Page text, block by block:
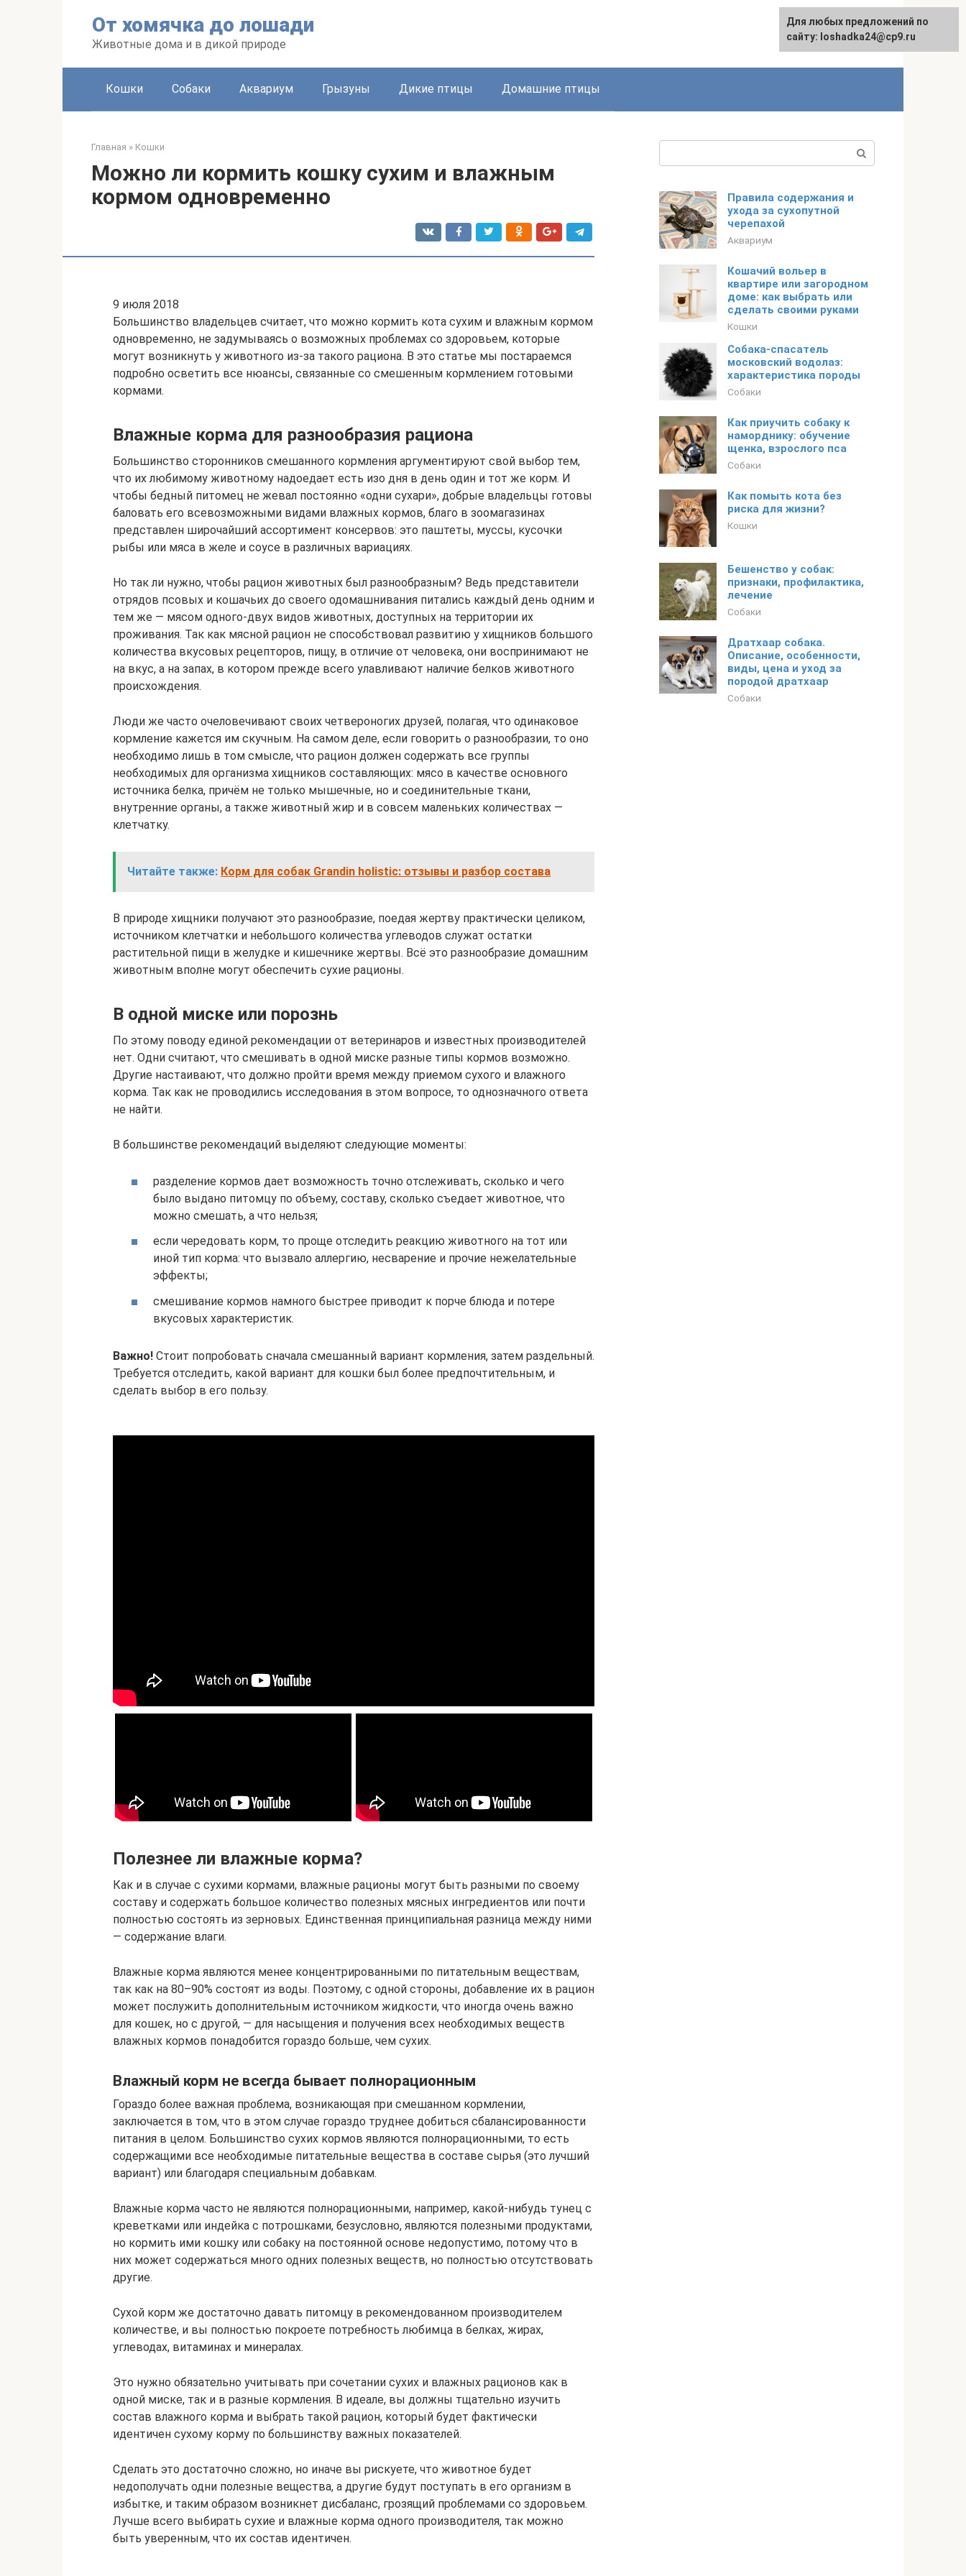
От хомячка до лошади
Животные дома и в дикой природе
Кошки Собаки Аквариум Грызуны Дикие птицы Домашние птицы
Главная » Кошки
Можно ли кормить кошку сухим и влажным
кормом одновременно
9 июля 2018
Большинство владельцев считает, что можно кормить кота сухим и влажным кормом
одновременно, не задумываясь о возможных проблемах со здоровьем, которые
могут возникнуть у животного из-за такого рациона. В это статье мы постараемся
подробно осветить все нюансы, связанные со смешенным кормлением готовыми
кормами.
Влажные корма для разнообразия рациона
Большинство сторонников смешанного кормления аргументируют свой выбор тем,
что их любимому животному надоедает есть изо дня в день один и тот же корм. И
чтобы бедный питомец не жевал постоянно «одни сухари», добрые владельцы готовы
баловать его всевозможными видами влажных кормов, благо в зоомагазинах
представлен широчайший ассортимент консервов: это паштеты, муссы, кусочки
рыбы или мяса в желе и соусе в различных вариациях.
Но так ли нужно, чтобы рацион животных был разнообразным? Ведь представители
отрядов псовых и кошачьих до своего одомашнивания питались каждый день одним и
тем же — мясом одного-двух видов животных, доступных на территории их
проживания. Так как мясной рацион не способствовал развитию у хищников большого
количества вкусовых рецепторов, пищу, в отличие от человека, они воспринимают не
на вкус, а на запах, в котором прежде всего улавливают наличие белков животного
происхождения.
Люди же часто очеловечивают своих четвероногих друзей, полагая, что одинаковое
кормление кажется им скучным. На самом деле, если говорить о разнообразии, то оно
необходимо лишь в том смысле, что рацион должен содержать все группы
необходимых для организма хищников составляющих: мясо в качестве основного
источника белка, причём не только мышечные, но и соединительные ткани,
внутренние органы, а также животный жир и в совсем маленьких количествах —
клетчатку.
Читайте также: Корм для собак Grandin holistic: отзывы и разбор состава
В природе хищники получают это разнообразие, поедая жертву практически целиком,
источником клетчатки и небольшого количества углеводов служат остатки
растительной пищи в желудке и кишечнике жертвы. Всё это разнообразие домашним
животным вполне могут обеспечить сухие рационы.
В одной миске или порознь
По этому поводу единой рекомендации от ветеринаров и известных производителей
нет. Одни считают, что смешивать в одной миске разные типы кормов возможно.
Другие настаивают, что должно пройти время между приемом сухого и влажного
корма. Так как не проводились исследования в этом вопросе, то однозначного ответа
не найти.
В большинстве рекомендаций выделяют следующие моменты:
разделение кормов дает возможность точно отслеживать, сколько и чего
было выдано питомцу по объему, составу, сколько съедает животное, что
можно смешать, а что нельзя;
если чередовать корм, то проще отследить реакцию животного на тот или
иной тип корма: что вызвало аллергию, несварение и прочие нежелательные
эффекты;
смешивание кормов намного быстрее приводит к порче блюда и потере
вкусовых характеристик.
Важно! Стоит попробовать сначала смешанный вариант кормления, затем раздельный.
Требуется отследить, какой вариант для кошки был более предпочтительным, и
сделать выбор в его пользу.
Полезнее ли влажные корма?
Как и в случае с сухими кормами, влажные рационы могут быть разными по своему
составу и содержать большое количество полезных мясных ингредиентов или почти
полностью состоять из зерновых. Единственная принципиальная разница между ними
— содержание влаги.
Влажные корма являются менее концентрированными по питательным веществам,
так как на 80–90% состоят из воды. Поэтому, с одной стороны, добавление их в рацион
может послужить дополнительным источником жидкости, что иногда очень важно
для кошек, но с другой, — для насыщения и получения всех необходимых веществ
влажных кормов понадобится гораздо больше, чем сухих.
Влажный корм не всегда бывает полнорационным
Гораздо более важная проблема, возникающая при смешанном кормлении,
заключается в том, что в этом случае гораздо труднее добиться сбалансированности
питания в целом. Большинство сухих кормов являются полнорационными, то есть
содержащими все необходимые питательные вещества в составе сырья (это лучший
вариант) или благодаря специальным добавкам.
Влажные корма часто не являются полнорационными, например, какой-нибудь тунец с
креветками или индейка с потрошками, безусловно, являются полезными продуктами,
но кормить ими кошку или собаку на постоянной основе недопустимо, потому что в
них может содержаться много одних полезных веществ, но полностью отсутствовать
другие.
Сухой корм же достаточно давать питомцу в рекомендованном производителем
количестве, и вы полностью покроете потребность любимца в белках, жирах,
углеводах, витаминах и минералах.
Это нужно обязательно учитывать при сочетании сухих и влажных рационов как в
одной миске, так и в разные кормления. В идеале, вы должны тщательно изучить
состав влажного корма и выбрать такой рацион, который будет фактически
идентичен сухому корму по большинству важных показателей.
Сделать это достаточно сложно, но иначе вы рискуете, что животное будет
недополучать одни полезные вещества, а другие будут поступать в его организм в
избытке, и таким образом возникнет дисбаланс, грозящий проблемами со здоровьем.
Лучше всего выбирать сухие и влажные корма одного производителя, так можно
быть уверенным, что их состав идентичен.
Правила содержания и
ухода за сухопутной
черепахой
Аквариум
Кошачий вольер в
квартире или загородном
доме: как выбрать или
сделать своими руками
Кошки
Собака-спасатель
московский водолаз:
характеристика породы
Собаки
Как приучить собаку к
наморднику: обучение
щенка, взрослого пса
Собаки
Как помыть кота без
риска для жизни?
Кошки
Бешенство у собак:
признаки, профилактика,
лечение
Собаки
Дратхаар собака.
Описание, особенности,
виды, цена и уход за
породой дратхаар
Собаки
Для любых предложений по
сайту: loshadka24@cp9.ru